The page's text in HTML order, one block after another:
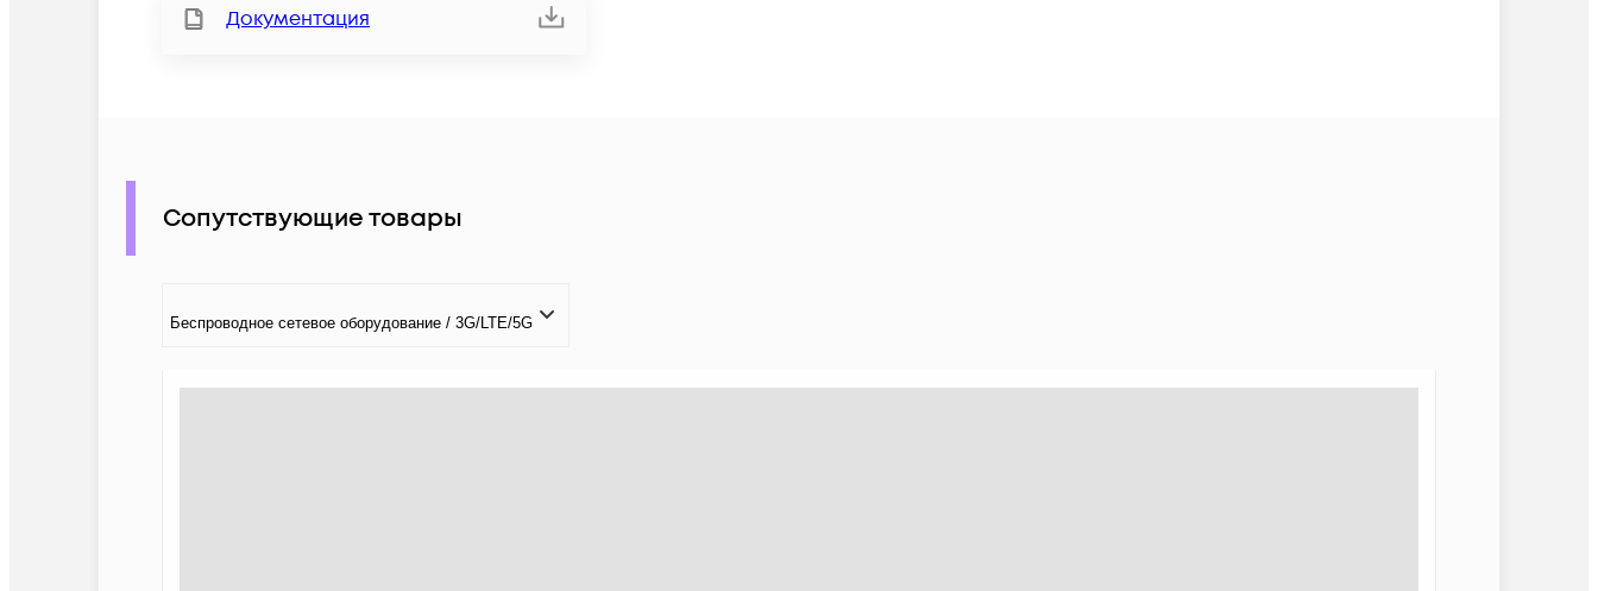
Документация
Сопутствующие товары
Беспроводное сетевое оборудование / 3G/LTE/5G